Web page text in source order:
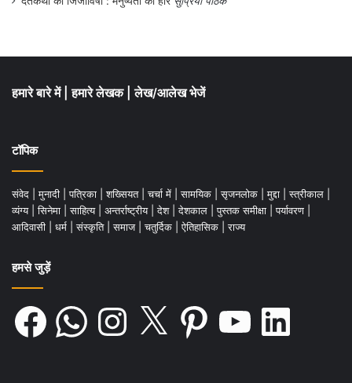
हमारे बारे में हमारे लेखक लेख/आलेख भेजें
टॉपिक
संवेद मुनादी पत्रिका शख्सियत चर्चा में सामयिक सृजनलोक मुद्दा स्त्रीकाल
व्यंग्य
सिनेमा साहित्य अन्तर्राष्ट्रीय देश देशकाल पुस्तक समीक्षा पर्यावरण
आदिवासी
धर्म संस्कृति समाज चतुर्दिक ऐतिहासिक राज्य
हमसे जुड़ें
Facebook WhatsAppInstagram Pinterest LinkedIn